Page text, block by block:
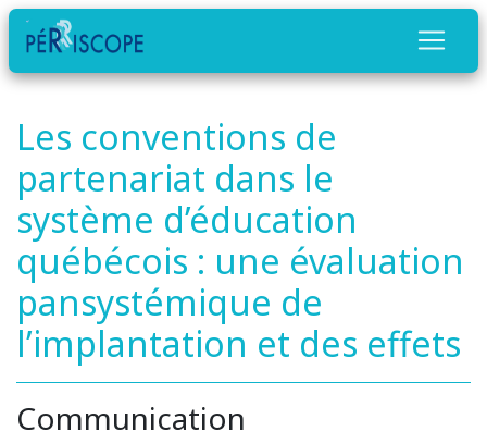
Les conventions de
partenariat dans le
système d’éducation
québécois : une évaluation
pansystémique de
l’implantation et des effets
Communication